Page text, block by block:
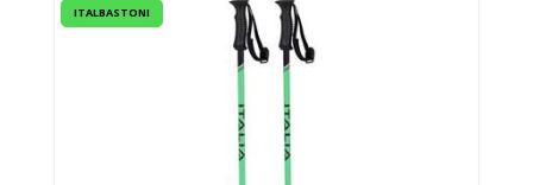
ITALBASTONI